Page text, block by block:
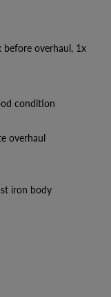
1x
overhaul
body